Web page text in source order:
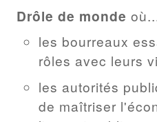
Drôle de monde
les bourreaux
rôles avec leurs
les autorités
de maîtriser